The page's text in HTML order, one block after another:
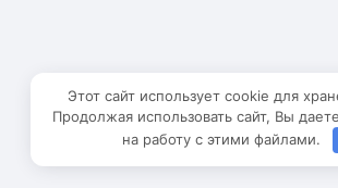
Этот сайт использует cookie для
Продолжая использовать сайт, Вы
на работу с этими файлами.